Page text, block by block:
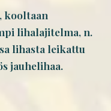
kooltaan
lihalajitelma, n.
lihasta leikattu
jauhelihaa.